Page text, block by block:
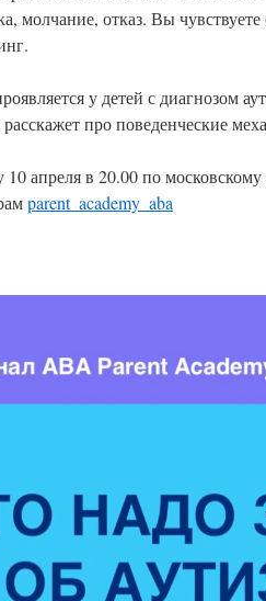
молчание, отказ. Вы
у детей с диагнозом
про поведенческие
апреля в 20.00 по
parent_academy_aba